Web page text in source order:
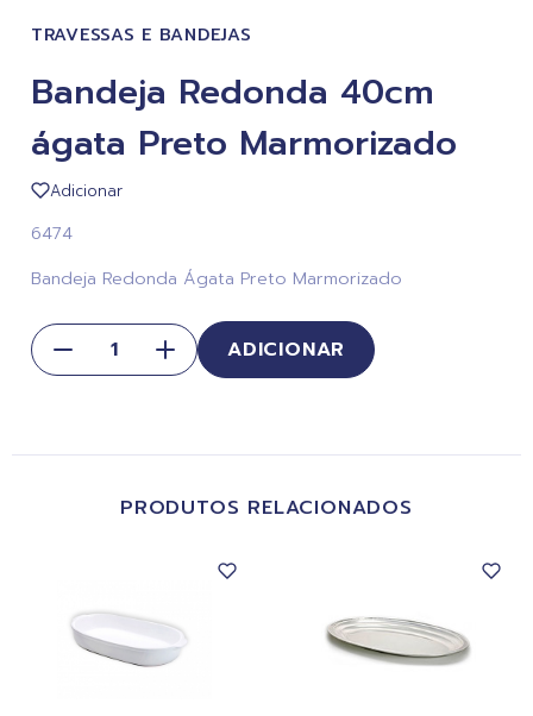
TRAVESSAS E BANDEJAS
Bandeja Redonda 40cm
ágata Preto Marmorizado
Adicionar
6474
Bandeja Redonda Ágata Preto Marmorizado
ADICIONAR
PRODUTOS RELACIONADOS